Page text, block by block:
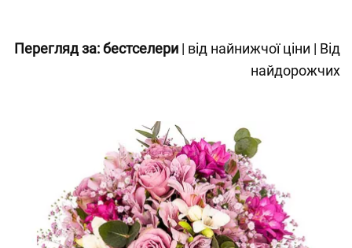
Перегляд за:бестселери | від найнижчої ціни | Від
найдорожчих